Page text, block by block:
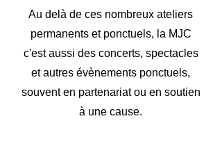
Au delà de ces nombreux ateliers
permanents et ponctuels, la MJC
c'est aussi des concerts, spectacles
et autres évènements ponctuels,
souvent en partenariat ou en soutien
à une cause.